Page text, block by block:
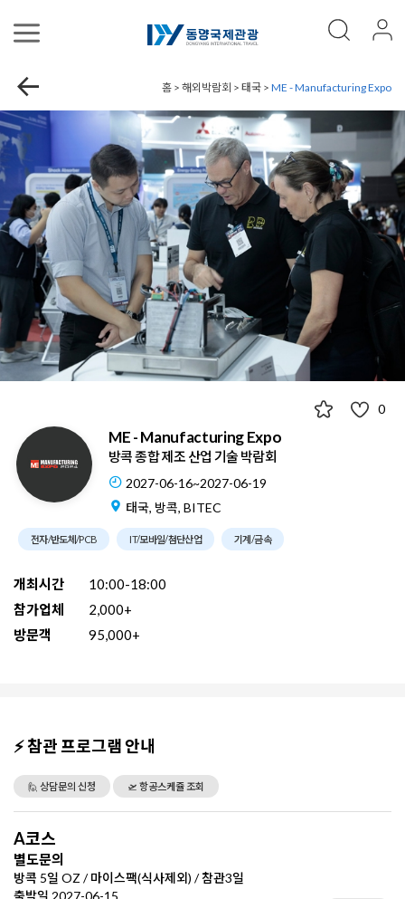
홈 > 해외박람회 > 태국 > ME - Manufacturing Expo
0
ME - Manufacturing Expo
방콕 종합 제조 산업 기술 박람회
2027-06-16~2027-06-19
태국, 방콕, BITEC
전자/반도체/PCB IT/모바일/첨단산업 기계/금속
개최시간
10:00-18:00
참가업체
2,000+
방문객
95,000+
⚡ 참관 프로그램 안내
🙋 상담문의 신청 🛫 항공스케쥴 조회
A코스
별도문의
방콕 5일 OZ / 마이스팩(식사제외) / 참관3일
출발일 2027-06-15